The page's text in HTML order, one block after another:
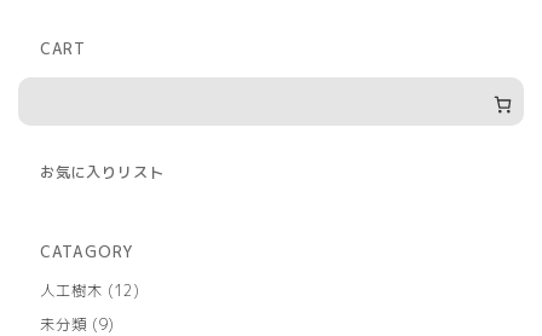
CART
お気に入りリスト
CATAGORY
人工樹木
1212
未分類 99